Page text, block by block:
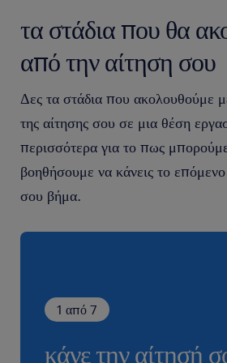
επικοινωνούμε μόνο με τους/τις
ανταποκρίνονται στις απαιτήσεις της
προκειμένου να οριστεί συνάντηση για
αιτήσεις θεωρούνται απόλυτα
τα στάδια που θα
από την αίτηση σου
Δες τα στάδια που ακολουθούμε
της αίτησης σου σε μια θέση
περισσότερα για το πως
βοηθήσουμε να κάνεις το
σου βήμα.
1 από 7
κάνε την αίτησή